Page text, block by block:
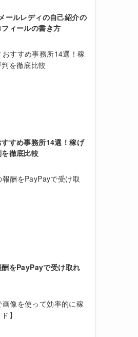
ールレディの自己紹介の
ィールの書き方
すめ事務所14選！稼げ
徹底比較
酬をPayPayで受け取れ